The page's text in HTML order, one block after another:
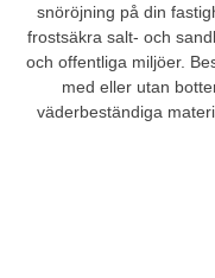
snöröjning på din
frostsäkra salt- och
och offentliga miljöer.
med eller utan
väderbeständiga